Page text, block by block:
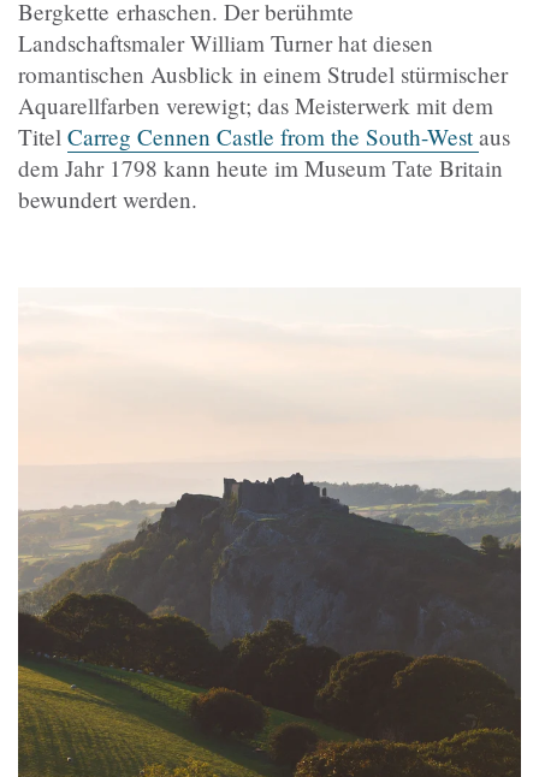
Bergkette erhaschen. Der berühmte
Landschaftsmaler William Turner hat diesen
romantischen Ausblick in einem Strudel stürmischer
Aquarellfarben verewigt; das Meisterwerk mit dem
Titel Carreg Cennen Castle from the South-Westaus
dem Jahr 1798 kann heute im Museum Tate Britain
bewundert werden.